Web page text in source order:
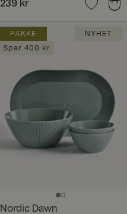
Pris :239 kr
239 kr
PAKKE
Spar 400 kr
NYHET
Nordic Dawn